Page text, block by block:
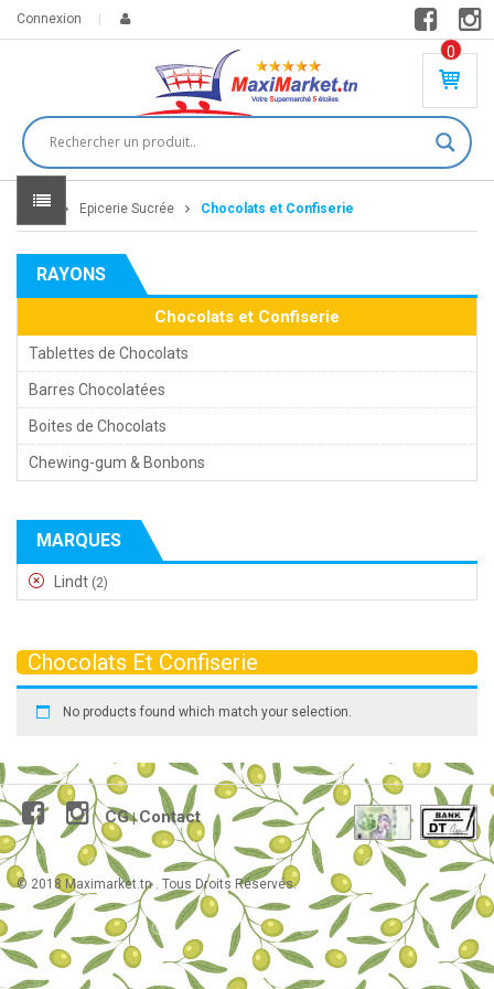
Connexion
0
PR
DU
IT(
S)
DT
Home Epicerie Sucrée Chocolats et Confiserie
RAYONS
Chocolats et Confiserie
Tablettes de Chocolats
Barres Chocolatées
Boites de Chocolats
Chewing-gum & Bonbons
MARQUES
Lindt (2)
Chocolats Et Confiserie
No products found which match your selection.
CG|Contact
© 2018 Maximarket.tn . Tous Droits Réservés.